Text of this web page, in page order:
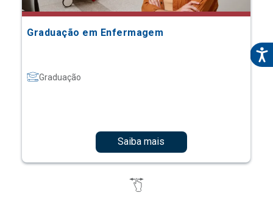
Graduação em Enfermagem
Graduação
Saiba mais